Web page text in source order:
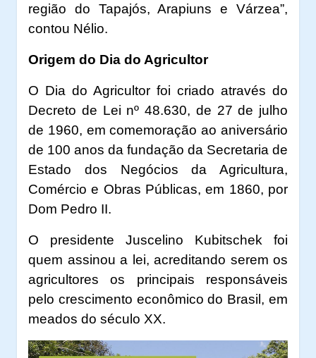
região do Tapajós, Arapiuns e Várzea”,
contou Nélio.
Origem do Dia do Agricultor
O Dia do Agricultor foi criado através do
Decreto de Lei nº 48.630, de 27 de julho
de 1960, em comemoração ao aniversário
de 100 anos da fundação da Secretaria de
Estado dos Negócios da Agricultura,
Comércio e Obras Públicas, em 1860, por
Dom Pedro II.
O presidente Juscelino Kubitschek foi
quem assinou a lei, acreditando serem os
agricultores os principais responsáveis
pelo crescimento econômico do Brasil, em
meados do século XX.